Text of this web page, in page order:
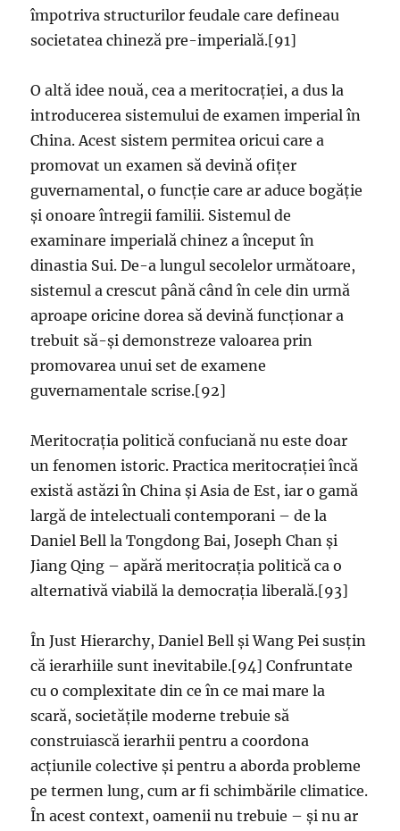
împotriva structurilor feudale care defineau
societatea chineză pre-imperială.[91]
O altă idee nouă, cea a meritocrației, a dus la
introducerea sistemului de examen imperial în
China. Acest sistem permitea oricui care a
promovat un examen să devină ofițer
guvernamental, o funcție care ar aduce bogăție
și onoare întregii familii. Sistemul de
examinare imperială chinez a început în
dinastia Sui. De-a lungul secolelor următoare,
sistemul a crescut până când în cele din urmă
aproape oricine dorea să devină funcționar a
trebuit să-și demonstreze valoarea prin
promovarea unui set de examene
guvernamentale scrise.[92]
Meritocrația politică confuciană nu este doar
un fenomen istoric. Practica meritocrației încă
există astăzi în China și Asia de Est, iar o gamă
largă de intelectuali contemporani – de la
Daniel Bell la Tongdong Bai, Joseph Chan și
Jiang Qing – apără meritocrația politică ca o
alternativă viabilă la democrația liberală.[93]
În Just Hierarchy, Daniel Bell și Wang Pei susțin
că ierarhiile sunt inevitabile.[94] Confruntate
cu o complexitate din ce în ce mai mare la
scară, societățile moderne trebuie să
construiască ierarhii pentru a coordona
acțiunile colective și pentru a aborda probleme
pe termen lung, cum ar fi schimbările climatice.
În acest context, oamenii nu trebuie – și nu ar